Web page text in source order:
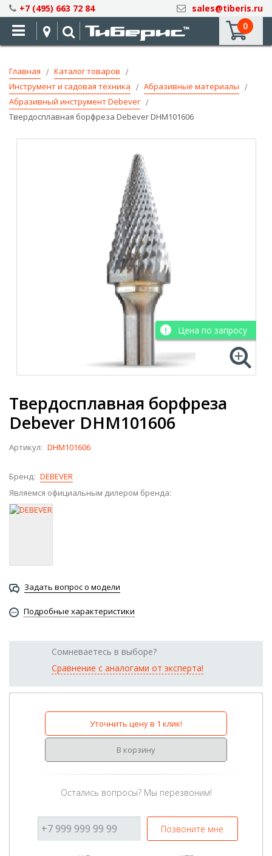
Skip
to
Content
+7 (495) 663 72 84
sales@tiberis.ru
0
Главная
Каталог товаров
Инструмент и садовая техника
Абразивные материалы
Абразивный инструмент Debever
Твердосплавная борфреза Debever DHM101606
Твердосплавная борфреза
Debever DHM101606
Артикул: DHM101606
Бренд: DEBEVER
Являемся официальным дилером бренда:
Задать вопрос о модели
Подробные характеристики
Сомневаетесь в выборе?
Сравнение с аналогами от эксперта!
Уточнить цену в 1 клик!
В корзину
Остались вопросы? Мы перезвоним!
Позвоните мне
Цена по запросу